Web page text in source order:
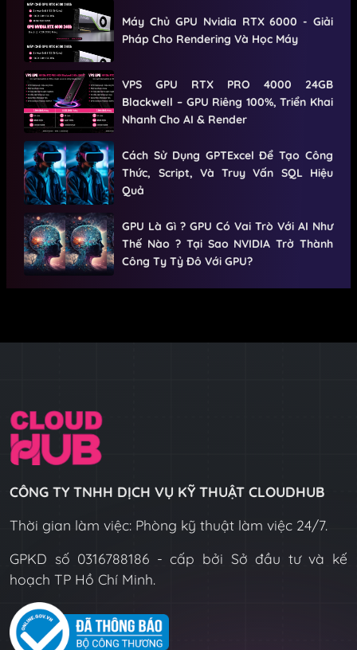
Máy Chủ GPU Nvidia RTX 6000 - Giải
Pháp Cho Rendering Và Học Máy
VPS GPU RTX PRO 4000 24GB
Blackwell – GPU Riêng 100%, Triển Khai
Nhanh Cho AI & Render
Cách Sử Dụng GPTExcel Để Tạo Công
Thức, Script, Và Truy Vấn SQL Hiệu
Quả
GPU Là Gì ? GPU Có Vai Trò Với AI Như
Thế Nào ? Tại Sao NVIDIA Trở Thành
Công Ty Tỷ Đô Với GPU?
CÔNG TY TNHH DỊCH VỤ KỸ THUẬT CLOUDHUB
Thời gian làm việc: Phòng kỹ thuật làm việc 24/7.
GPKD số 0316788186 - cấp bởi Sở đầu tư và kế
hoạch TP Hồ Chí Minh.